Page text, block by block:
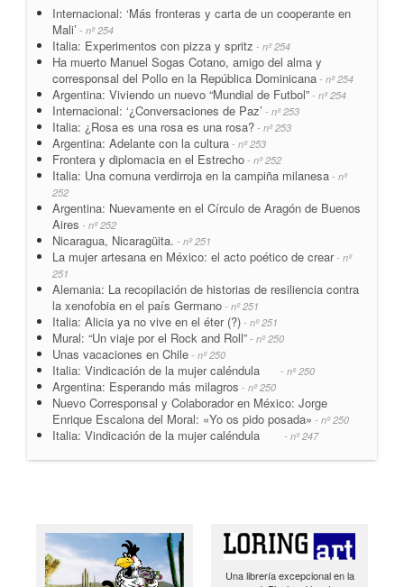
Internacional: ‘Más fronteras y carta de un cooperante en
Mali’ - nº 254
Italia: Experimentos con pizza y spritz - nº 254
Ha muerto Manuel Sogas Cotano, amigo del alma y
corresponsal del Pollo en la República Dominicana - nº 254
Argentina: Viviendo un nuevo “Mundial de Futbol” - nº 254
Internacional: ‘¿Conversaciones de Paz’ - nº 253
Italia: ¿Rosa es una rosa es una rosa? - nº 253
Argentina: Adelante con la cultura - nº 253
Frontera y diplomacia en el Estrecho - nº 252
Italia: Una comuna verdirroja en la campiña milanesa - nº
252
Argentina: Nuevamente en el Círculo de Aragón de Buenos
Aires - nº 252
Nicaragua, Nicaragüita. - nº 251
La mujer artesana en México: el acto poético de crear- nº
251
Alemania: La recopilación de historias de resiliencia contra
la xenofobia en el país Germano - nº 251
Italia: Alicia ya no vive en el éter (?) - nº 251
Mural: “Un viaje por el Rock and Roll” - nº 250
Unas vacaciones en Chile - nº 250
Italia: Vindicación de la mujer caléndula - nº 250
Argentina: Esperando más milagros - nº 250
Nuevo Corresponsal y Colaborador en México: Jorge
Enrique Escalona del Moral: «Yo os pido posada» - nº 250
Italia: Vindicación de la mujer caléndula - nº 247
Una librería excepcional en la